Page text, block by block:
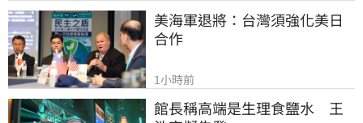
美海軍退將：台灣須強化美日
合作
1小時前
館長稱高端是生理食鹽水　王